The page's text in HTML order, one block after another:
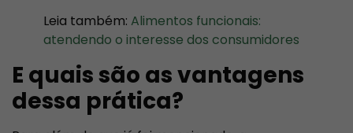
Leia também: Alimentos funcionais:
atendendo o interesse dos consumidores
E quais são as vantagens
dessa prática?